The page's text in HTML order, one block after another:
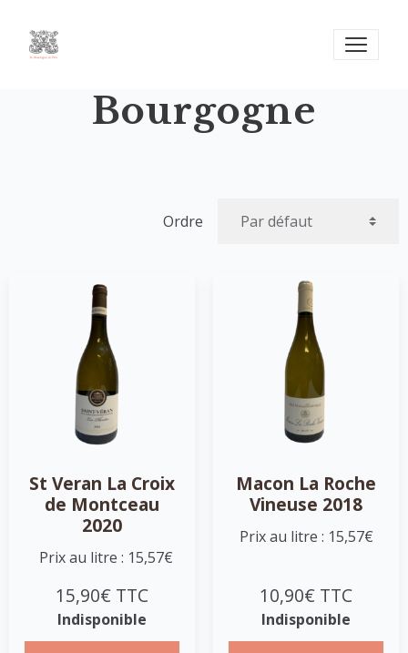
Bourgogne
Ordre
St Veran La Croix
de Montceau
2020
Prix au litre : 15,57€
15,90€ TTC
Indisponible
Macon La Roche
Vineuse 2018
Prix au litre : 15,57€
10,90€ TTC
Indisponible